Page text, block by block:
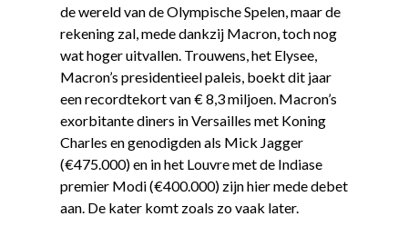
de wereld van de Olympische Spelen, maar de
rekening zal, mede dankzij Macron, toch nog
wat hoger uitvallen. Trouwens, het Elysee,
Macron’s presidentieel paleis, boekt dit jaar
een recordtekort van € 8,3 miljoen. Macron’s
exorbitante diners in Versailles met Koning
Charles en genodigden als Mick Jagger
(€475.000) en in het Louvre met de Indiase
premier Modi (€400.000) zijn hier mede debet
aan. De kater komt zoals zo vaak later.